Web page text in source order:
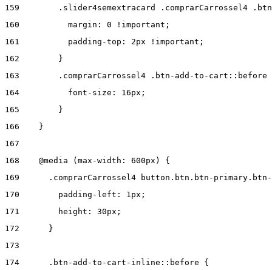
159
.slider4semextracard .comprarCarrossel4
160
          margin: 0 !important;
161
          padding-top: 2px !important;
162
        }
163
.comprarCarrossel4 .btn-add-to-
164
          font-size: 16px;
165
        }
166
    }
167
168
    @media (max-width: 600px) {
169
.comprarCarrossel4 button.btn.btn-
170
        padding-left: 1px;
171
        height: 30px;
172
      }
173
174
      .btn-add-to-cart-inline::before {